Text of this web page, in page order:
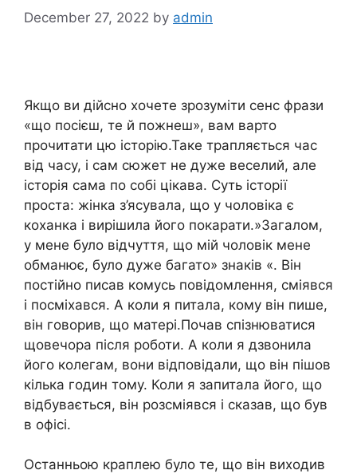
December 27, 2022 by admin
Якщо ви дійсно хочете зрозуміти сенс фрази
«що посієш, те й пожнеш», вам варто
прочитати цю історію.Таке трапляється час
від часу, і сам сюжет не дуже веселий, але
історія сама по собі цікава. Суть історії
проста: жінка з’ясувала, що у чоловіка є
коханка і вирішила його покарати.»Загалом,
у мене було відчуття, що мій чоловік мене
обманює, було дуже багато» знаків «. Він
постійно писав комусь повідомлення, сміявся
і посміхався. А коли я питала, кому він пише,
він говорив, що матері.Почав спізнюватися
щовечора після роботи. А коли я дзвонила
його колегам, вони відповідали, що він пішов
кілька годин тому. Коли я запитала його, що
відбувається, він розсміявся і сказав, що був
в офісі.
Останньою краплею було те, що він виходив